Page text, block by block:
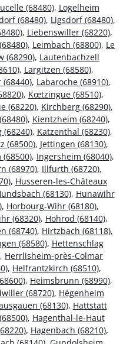
(68480), Logelheim
(68480), Ligsdorf (68480),
, Liebenswiller (68220),
, Leimbach (68800), Le
(68290), Lautenbachzell
, Largitzen (68580),
(68440), Labaroche (68910),
, Kœtzingue (68510),
(68220), Kirchberg (68290),
, Kientzheim (68240),
(68240), Katzenthal (68230),
(68500), Jettingen (68130),
, Ingersheim (68040),
(68970), Illfurth (68720),
, Husseren-les-Châteaux
(68130), Hunawihr
, Horbourg-Wihr (68180),
(68320), Hohrod (68140),
(68740), Hirtzbach (68118),
(68580), Hettenschlag
, Herrlisheim-près-Colmar
, Helfrantzkirch (68510),
, Heimsbrunn (68990),
(68720), Hégenheim
(68130), Hattstatt
, Hagenthal-le-Haut
, Hagenbach (68210),